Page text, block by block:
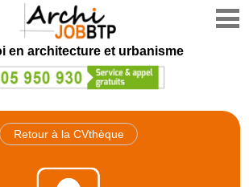
en architecture et urbanisme
Retour à la CVthèque